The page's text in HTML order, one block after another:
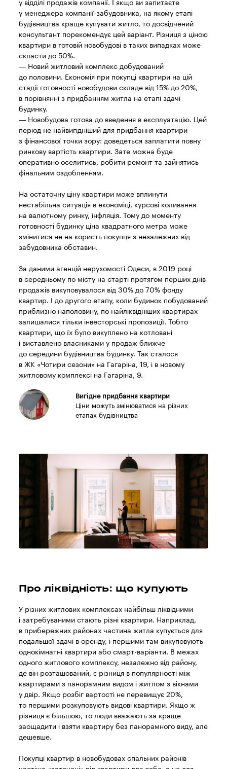
Вигідне придбання квартири
Ціни можуть змінюватися на різних
етапах будівництва
у відділі продажів компанії. І якщо ви запитаєте
у менеджера компанії-забудовника, на якому етапі
будівництва краще купувати житло, то досвідчений
консультант порекомендує цей варіант. Різниця з ціною
квартири в готовій новобудові в таких випадках може
скласти до 50%.
— Новий житловий комплекс добудований
до половини. Економія при покупці квартири на цій
стадії готовності новобудови складе від 15% до 20%,
в порівнянні з придбанням житла на етапі здачі
будинку.
— Новобудова готова до введення в експлуатацію. Цей
період не найвигідніший для придбання квартири
з фінансової точки зору: доведеться заплатити повну
ринкову вартість квартири. Зате можна буде
оперативно оселитись, робити ремонт та зайнятись
фінальним оздобленням.
На остаточну ціну квартири може вплинути
нестабільна ситуація в економіці, курсові коливання
на валютному ринку, інфляція. Тому до моменту
готовності будинку ціна квадратного метра може
змінитися не на користь покупця з незалежних від
забудовника обставин.
За даними агенцій нерухомості Одеси, в 2019 році
в середньому по місту на старті протягом перших днів
продажів викуповувалося від 30% до 70% фонду
квартир. І до другого етапу, коли будинок побудований
приблизно наполовину, по найліквідніших квартирах
залишалися тільки інвесторські пропозиції. Тобто
квартири, що їх було викуплено на котловані
і виставлено власниками у продаж ближче
до середини будівництва будинку. Так сталося
в ЖК «Чотири сезони» на Гагаріна, 19, і в новому
житловому комплексі на Гагаріна, 9.
Про ліквідність: що купують
У різних житлових комплексах найбільш ліквідними
і затребуваними стають різні квартири. Наприклад,
в прибережних районах частина житла купується для
подальшої здачі в оренду, і першими там викуповують
однокімнатні квартири або смарт-варіанти. В межах
одного житлового комплексу, незалежно від району,
де він розташований, є різниця в популярності між
квартирами з панорамним видом і житлом з вікнами
у двір. Якщо розбіг вартості не перевищує 20%,
то першими розкуповують видові квартири. Якщо ж
різниця є більшою, то люди вважають за краще
заощадити і взяти квартиру без панорамного виду, але
дешевше.
Покупці квартир в новобудовах спальних районів